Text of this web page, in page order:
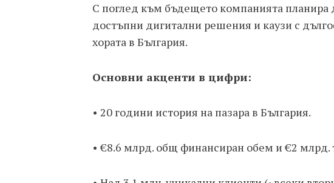
С поглед към бъдещето компанията планира
достъпни дигитални решения и каузи с
хората в България.
Основни акценти в цифри:
• 20 години история на пазара в България.
• €8.6 млрд. общ финансиран обем и €2 млрд.